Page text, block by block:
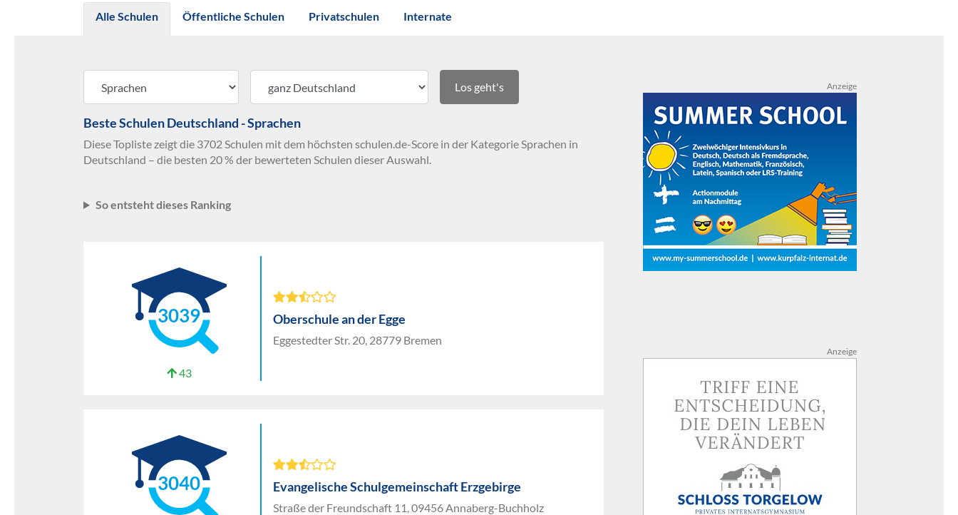
Alle Schulen Öffentliche Schulen Privatschulen Internate
Los geht's
Beste Schulen Deutschland - Sprachen
Diese Topliste zeigt die 3702 Schulen mit dem höchsten schulen.de-Score in der Kategorie Sprachen in
Deutschland – die besten 20 % der bewerteten Schulen dieser Auswahl.
So entsteht dieses Ranking
3039
43
Oberschule an der Egge
Eggestedter Str. 20, 28779 Bremen
3040 Evangelische Schulgemeinschaft Erzgebirge
Straße der Freundschaft 11, 09456 Annaberg-Buchholz
Anzeige
Anzeige